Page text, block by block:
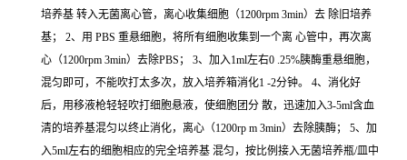
培养基 转入无菌离心管，离心收集细胞（1200rpm 3min）去 除旧培养
基； 2、用 PBS 重悬细胞，将所有细胞收集到一个离 心管中，再次离
心（1200rpm 3min）去除PBS； 3、加入1ml左右0 .25%胰酶重悬细胞，
混匀即可，不能吹打太多次，放入培养箱消化1 -2分钟。 4、消化好
后，用移液枪轻轻吹打细胞悬液，使细胞团分 散，迅速加入3-5ml含血
清的培养基混匀以终止消化，离心（1200rp m 3min）去除胰酶； 5、加
入5ml左右的细胞相应的完全培养基 混匀，按比例接入无菌培养瓶/皿中